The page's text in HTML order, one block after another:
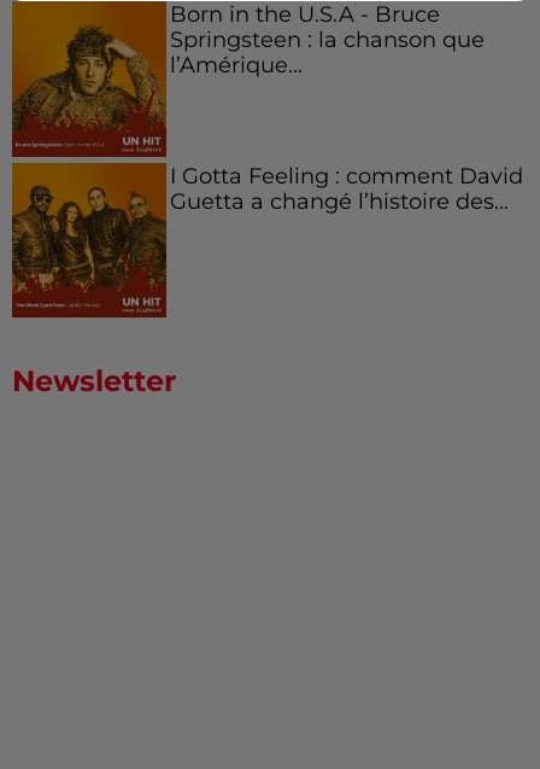
Born in the U.S.A - Bruce
Springsteen : la chanson que
l’Amérique...
I Gotta Feeling : comment David
Guetta a changé l’histoire des...
Newsletter